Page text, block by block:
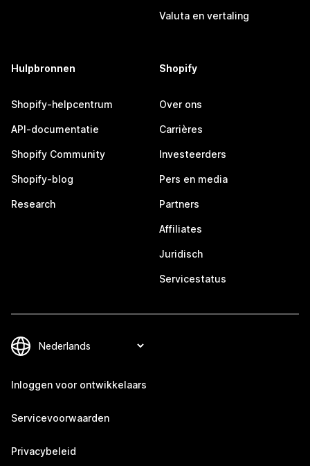
Valuta en vertaling
Hulpbronnen
Shopify-helpcentrum
API-documentatie
Shopify Community
Shopify-blog
Research
Shopify
Over ons
Carrières
Investeerders
Pers en media
Partners
Affiliates
Juridisch
Servicestatus
Inloggen voor ontwikkelaars
Servicevoorwaarden
Privacybeleid